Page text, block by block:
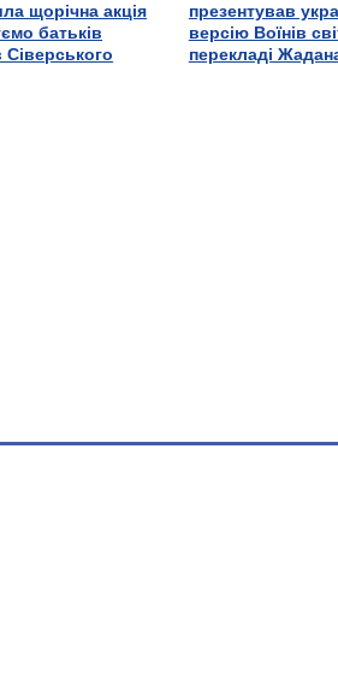
щорічна акція
батьків
Сіверського
презентував
версію Воїнів
перекладі